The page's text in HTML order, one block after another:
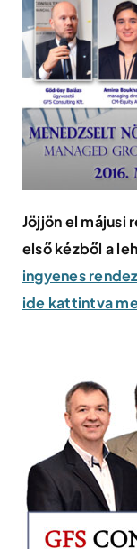
Jöjjön el májusi
első kézből a
ingyenes
ide kattintva